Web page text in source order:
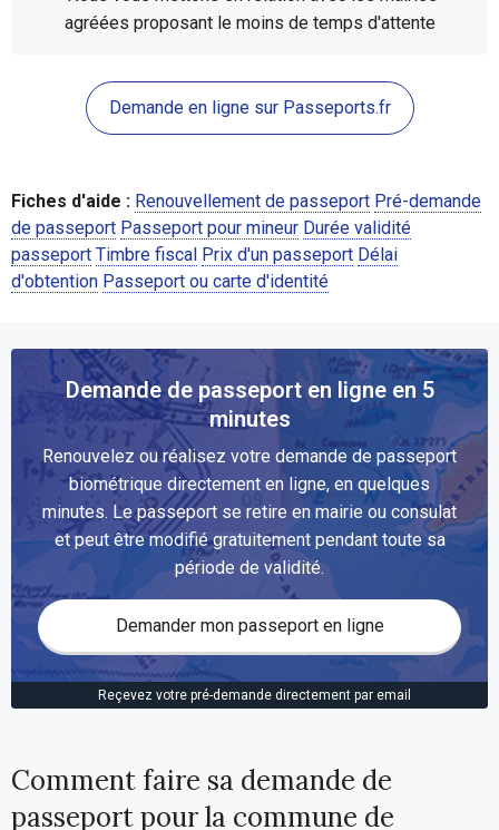
agréées proposant le moins de temps d'attente
Demande en ligne sur Passeports.fr
Fiches d'aide : Renouvellement de passeport Pré-demande
de passeport Passeport pour mineur Durée validité
passeport Timbre fiscal Prix d'un passeport Délai
d'obtention Passeport ou carte d'identité
Demande de passeport en ligne en 5
minutes
Renouvelez ou réalisez votre demande de passeport
biométrique directement en ligne, en quelques
minutes. Le passeport se retire en mairie ou consulat
et peut être modifié gratuitement pendant toute sa
période de validité.
Demander mon passeport en ligne
Reçevez votre pré-demande directement par email
Comment faire sa demande de
passeport pour la commune de